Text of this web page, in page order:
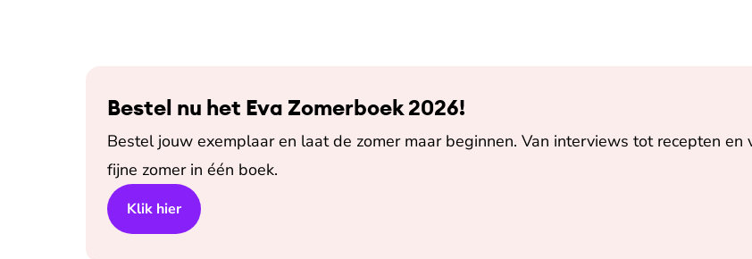
Bestel nu het Eva Zomerboek 2026!
Bestel jouw exemplaar en laat de zomer maar beginnen. Van interviews tot recepten
fijne zomer in één boek.
Klik hier